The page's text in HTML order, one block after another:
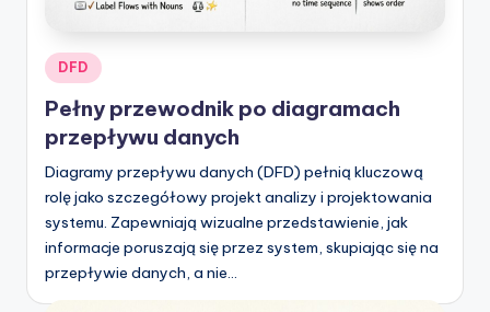
Posted
in
DFD
Pełny przewodnik po diagramach
przepływu danych
Diagramy przepływu danych (DFD) pełnią kluczową
rolę jako szczegółowy projekt analizy i projektowania
systemu. Zapewniają wizualne przedstawienie, jak
informacje poruszają się przez system, skupiając się na
przepływie danych, a nie…